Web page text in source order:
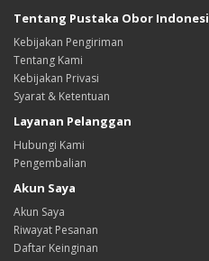
Tentang Pustaka Obor
Kebijakan Pengiriman
Tentang Kami
Kebijakan Privasi
Syarat & Ketentuan
Layanan Pelanggan
Hubungi Kami
Pengembalian
Akun Saya
Akun Saya
Riwayat Pesanan
Daftar Keinginan